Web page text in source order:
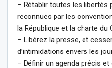
– Rétablir toutes les libertés
reconnues par les
la République et la charte du
– Libérez la presse, et
d’intimidations envers les
– Définir un agenda précis